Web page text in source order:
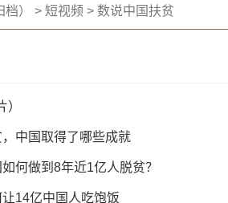
） > 短视频 > 数说中国扶贫
中国取得了哪些成就
何做到8年近1亿人脱贫？
14亿中国人吃饱饭